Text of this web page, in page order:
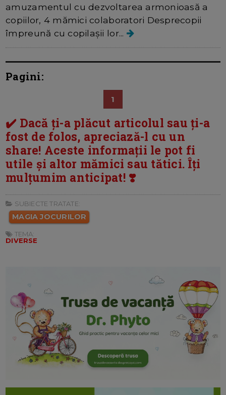
amuzamentul cu dezvoltarea armonioasă a
copiilor, 4 mămici colaboratori Desprecopii
împreună cu copilașii lor...
Pagini:
1
✔️ Dacă ți-a plăcut articolul sau ți-a
fost de folos, apreciază-l cu un
share! Aceste informații le pot fi
utile și altor mămici sau tătici. Îți
mulțumim anticipat! ❣️
SUBIECTE TRATATE:
MAGIA JOCURILOR
TEMA:
DIVERSE